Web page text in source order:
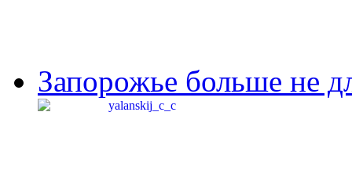
Запорожье больше не